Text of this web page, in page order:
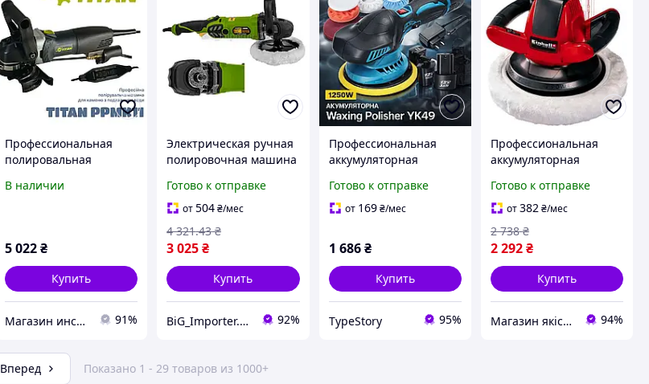
Профессиональная
полировальная
подачей воды TITAN
В наличии
5 022₴
Купить
Магазин инструментов "Домовичок" 91%
Электрическая ручная
полировочная машина
Профессиональная
полировальная
машина (плавный пуск
Готово к отправке
от504₴/мес
3 025₴
4 321.43 ₴
Купить
BiG_Importer.UA 92%
Профессиональная
аккумуляторная
машинка YK49 Waxing
1250W 9236
Готово к отправке
от 169 ₴/мес
1 686 ₴
Купить
TypeStory 95%
Профессиональная
аккумуляторная
машина Einhell CE-CB
18/254 Li-Solo: (без
Аккума и зарядки) VSE
Готово к отправке
от382₴/мес
2 292₴
2 738 ₴
Купить
Магазин якісного інструменту Tools Shop 24/7 94%
Вперед Показано 1 - 29 товаров из 1000+